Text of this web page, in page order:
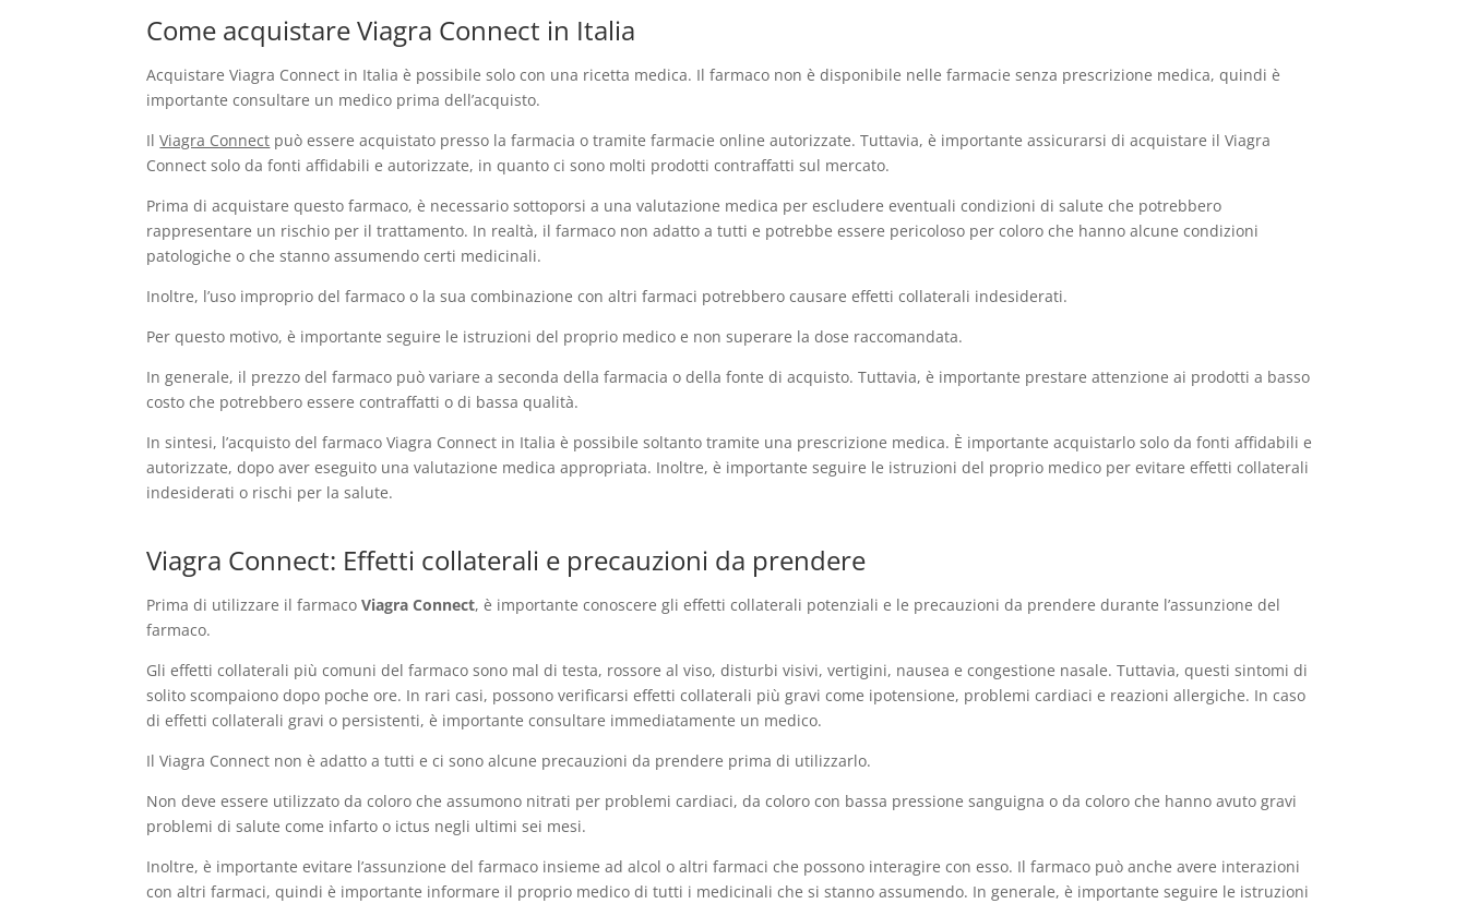
Come acquistare Viagra Connect in Italia
Acquistare Viagra Connect in Italia è possibile solo con una ricetta medica. Il farmaco non è disponibile nelle farmacie senza prescrizione medica, quindi è
importante consultare un medico prima dell’acquisto.
IlViagra Connect può essere acquistato presso la farmacia o tramite farmacie online autorizzate. Tuttavia, è importante assicurarsi di acquistare il Viagra
Connect solo da fonti affidabili e autorizzate, in quanto ci sono molti prodotti contraffatti sul mercato.
Prima di acquistare questo farmaco, è necessario sottoporsi a una valutazione medica per escludere eventuali condizioni di salute che potrebbero
rappresentare un rischio per il trattamento. In realtà, il farmaco non adatto a tutti e potrebbe essere pericoloso per coloro che hanno alcune condizioni
patologiche o che stanno assumendo certi medicinali.
Inoltre, l’uso improprio del farmaco o la sua combinazione con altri farmaci potrebbero causare effetti collaterali indesiderati.
Per questo motivo, è importante seguire le istruzioni del proprio medico e non superare la dose raccomandata.
In generale, il prezzo del farmaco può variare a seconda della farmacia o della fonte di acquisto. Tuttavia, è importante prestare attenzione ai prodotti a basso
costo che potrebbero essere contraffatti o di bassa qualità.
In sintesi, l’acquisto del farmaco Viagra Connect in Italia è possibile soltanto tramite una prescrizione medica. È importante acquistarlo solo da fonti affidabili e
autorizzate, dopo aver eseguito una valutazione medica appropriata. Inoltre, è importante seguire le istruzioni del proprio medico per evitare effetti collaterali
indesiderati o rischi per la salute.
Viagra Connect: Effetti collaterali e precauzioni da prendere
Prima di utilizzare il farmacoViagra Connect, è importante conoscere gli effetti collaterali potenziali e le precauzioni da prendere durante l’assunzione del
farmaco.
Gli effetti collaterali più comuni del farmaco sono mal di testa, rossore al viso, disturbi visivi, vertigini, nausea e congestione nasale. Tuttavia, questi sintomi di
solito scompaiono dopo poche ore. In rari casi, possono verificarsi effetti collaterali più gravi come ipotensione, problemi cardiaci e reazioni allergiche. In caso
di effetti collaterali gravi o persistenti, è importante consultare immediatamente un medico.
Il Viagra Connect non è adatto a tutti e ci sono alcune precauzioni da prendere prima di utilizzarlo.
Non deve essere utilizzato da coloro che assumono nitrati per problemi cardiaci, da coloro con bassa pressione sanguigna o da coloro che hanno avuto gravi
problemi di salute come infarto o ictus negli ultimi sei mesi.
Inoltre, è importante evitare l’assunzione del farmaco insieme ad alcol o altri farmaci che possono interagire con esso. Il farmaco può anche avere interazioni
con altri farmaci, quindi è importante informare il proprio medico di tutti i medicinali che si stanno assumendo. In generale, è importante seguire le istruzioni